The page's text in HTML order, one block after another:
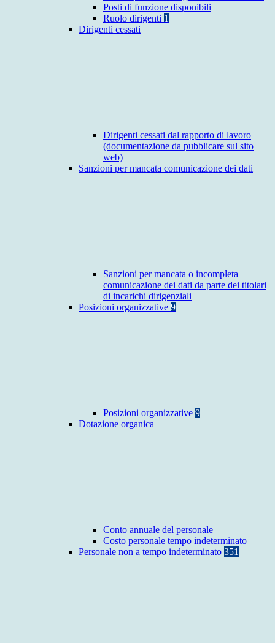
Posti di funzione disponibili
Ruolo dirigenti 1
Dirigenti cessati
Dirigenti cessati dal rapporto di lavoro
(documentazione da pubblicare sul sito
web)
Sanzioni per mancata comunicazione dei dati
Sanzioni per mancata o incompleta
comunicazione dei dati da parte dei titolari
di incarichi dirigenziali
Posizioni organizzative 9
Posizioni organizzative 9
Dotazione organica
Conto annuale del personale
Costo personale tempo indeterminato
Personale non a tempo indeterminato 351